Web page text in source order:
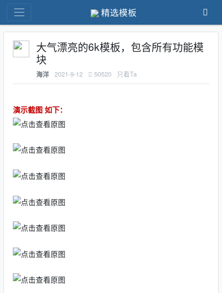
精选模板
大气漂亮的6k模板，包含所有功能模
块
海洋 2021-9-12 50520 只看Ta
演示截图 如下：